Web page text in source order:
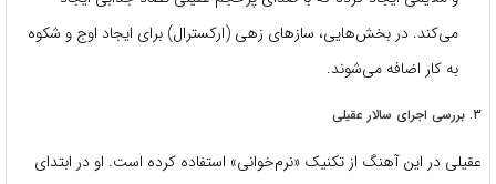
می‌کند. در بخش‌هایی، سازهای زهی (ارکسترال) برای ایجاد اوج و شکوه
به کار اضافه می‌شوند.
۳. بررسی اجرای سالار عقیلی
عقیلی در این آهنگ از تکنیک «نرم‌خوانی» استفاده کرده است. او در ابتدای